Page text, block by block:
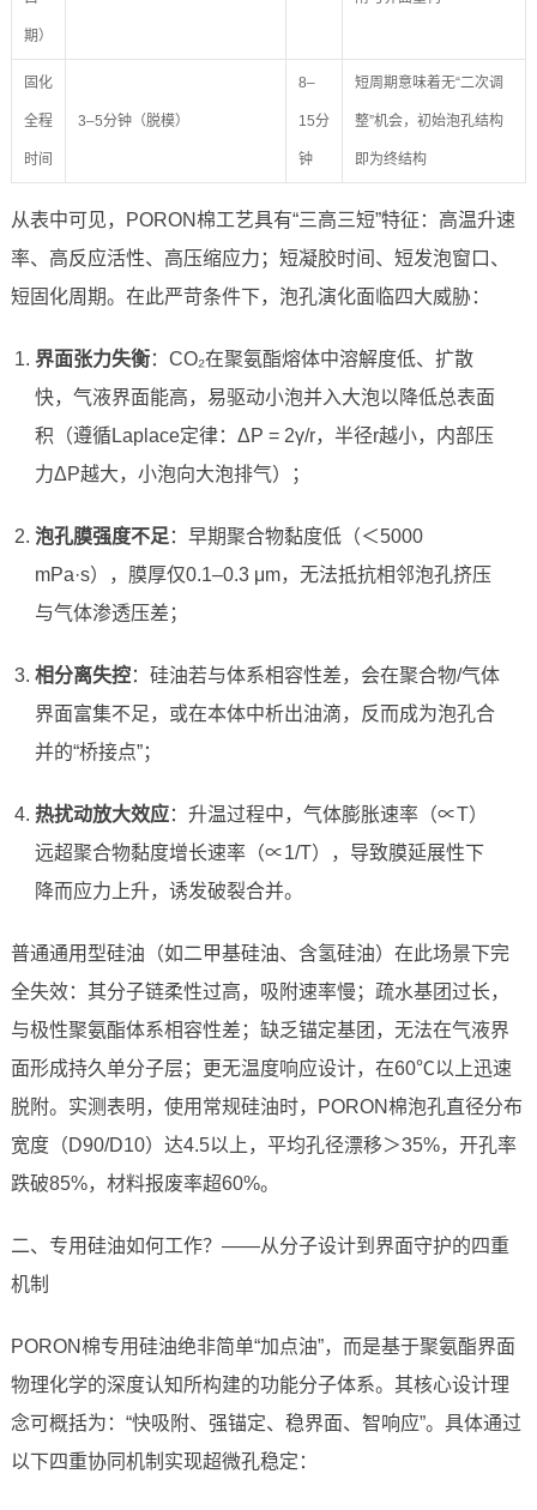
期）
固化
全程
时间
3–5分钟（脱模）
8–
15分
钟
短周期意味着无“二次调
整”机会，初始泡孔结构
即为终结构
从表中可见，PORON棉工艺具有“三高三短”特征：高温升速
率、高反应活性、高压缩应力；短凝胶时间、短发泡窗口、
短固化周期。在此严苛条件下，泡孔演化面临四大威胁：
界面张力失衡：CO₂在聚氨酯熔体中溶解度低、扩散
快，气液界面能高，易驱动小泡并入大泡以降低总表面
积（遵循Laplace定律：ΔP = 2γ/r，半径r越小，内部压
力ΔP越大，小泡向大泡排气）；
泡孔膜强度不足 ：早期聚合物黏度低（＜5000
mPa·s），膜厚仅0.1–0.3 μm，无法抵抗相邻泡孔挤压
与气体渗透压差；
相分离失控：硅油若与体系相容性差，会在聚合物/气体
界面富集不足，或在本体中析出油滴，反而成为泡孔合
并的“桥接点”；
热扰动放大效应：升温过程中，气体膨胀速率（∝T）
远超聚合物黏度增长速率（∝1/T），导致膜延展性下
降而应力上升，诱发破裂合并。
普通通用型硅油（如二甲基硅油、含氢硅油）在此场景下完
全失效：其分子链柔性过高，吸附速率慢；疏水基团过长，
与极性聚氨酯体系相容性差；缺乏锚定基团，无法在气液界
面形成持久单分子层；更无温度响应设计，在60℃以上迅速
脱附。实测表明，使用常规硅油时，PORON棉泡孔直径分布
宽度（D90/D10）达4.5以上，平均孔径漂移＞35%，开孔率
跌破85%，材料报废率超60%。
二、专用硅油如何工作？——从分子设计到界面守护的四重
机制
PORON棉专用硅油绝非简单“加点油”，而是基于聚氨酯界面
物理化学的深度认知所构建的功能分子体系。其核心设计理
念可概括为：“快吸附、强锚定、稳界面、智响应”。具体通过
以下四重协同机制实现超微孔稳定：